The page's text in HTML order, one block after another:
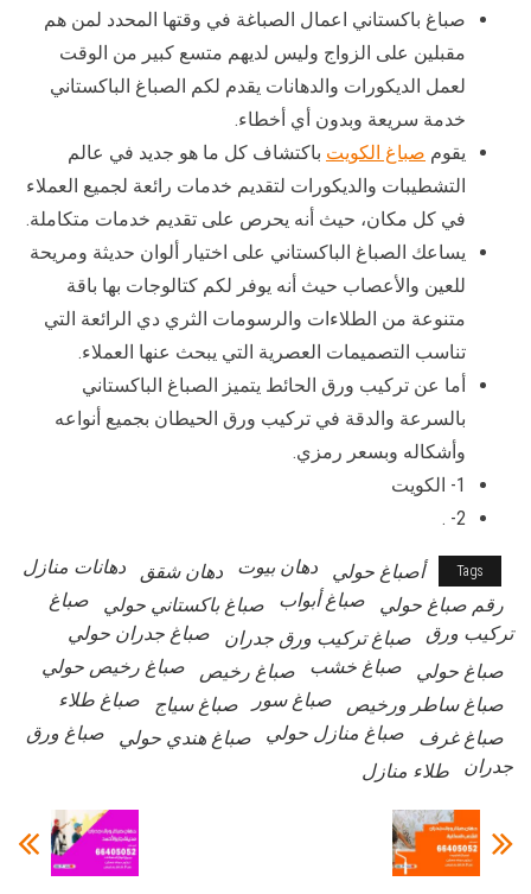
صباغ باكستاني اعمال الصباغة في وقتها المحدد لمن هم
مقبلين على الزواج وليس لديهم متسع كبير من الوقت
لعمل الديكورات والدهانات يقدم لكم الصباغ الباكستاني
خدمة سريعة وبدون أي أخطاء.
يقوم صباغ الكويت باكتشاف كل ما هو جديد في عالم
التشطيبات والديكورات لتقديم خدمات رائعة لجميع العملاء
في كل مكان، حيث أنه يحرص على تقديم خدمات متكاملة.
يساعك الصباغ الباكستاني على اختيار ألوان حديثة ومريحة
للعين والأعصاب حيث أنه يوفر لكم كتالوجات بها باقة
متنوعة من الطلاءات والرسومات الثري دي الرائعة التي
تناسب التصميمات العصرية التي يبحث عنها العملاء.
أما عن تركيب ورق الحائط يتميز الصباغ الباكستاني
بالسرعة والدقة في تركيب ورق الحيطان بجميع أنواعه
وأشكاله وبسعر رمزي.
1- الكويت
2- .
Tags أصباغ حولي دهان بيوت دهان شقق
دهانات منازل
رقم صباغ حولي
صباغ أبواب صباغ باكستاني حولي
صباغ
تركيب ورق
صباغ تركيب ورق جدران
صباغ جدران حولي
صباغ حولي
صباغ خشب صباغ رخيص
صباغ رخيص حولي
صباغ ساطر ورخيص
صباغ سور صباغ سياج
صباغ طلاء
صباغ غرف
صباغ منازل حولي صباغ هندي حولي
صباغ ورق
جدران
طلاء منازل